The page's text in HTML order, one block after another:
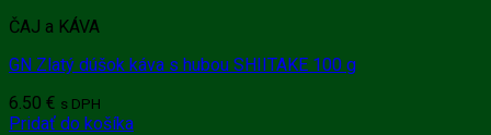
ČAJ a KÁVA
GN Zlatý dúšok káva s hubou SHIITAKE 100 g
6.50 € s DPH
Pridať do košíka